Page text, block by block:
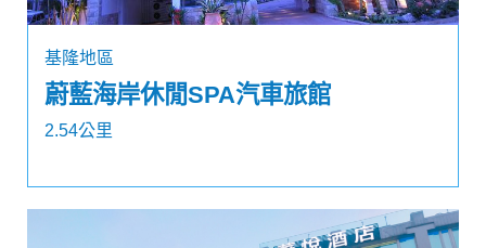
基隆地區
蔚藍海岸休閒SPA汽車旅館
2.54公里